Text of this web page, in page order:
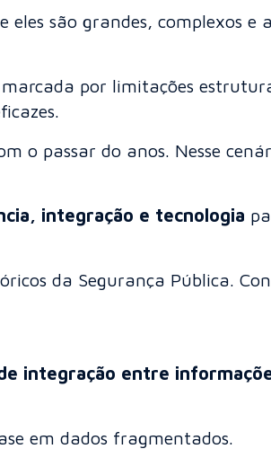
eles são grandes, complexos e
por limitações
o passar do anos. Nesse
integração e tecnologia
da Segurança Pública.
integração entre
em dados fragmentados.